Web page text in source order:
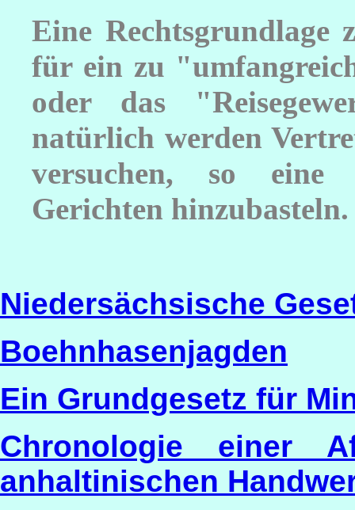
Eine Rechtsgrundlage
für ein zu
oder das
natürlich werden
versuchen, so eine
Gerichten hinzubasteln.
Niedersächsische
Boehnhasenjagden
Ein Grundgesetz für
Chronologie einer
anhaltinischen